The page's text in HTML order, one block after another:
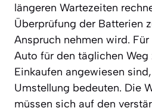
längeren Wartezeiten
Überprüfung der Batterien
Anspruch nehmen wird.
Auto für den täglichen
Einkaufen angewiesen
Umstellung bedeuten. Die
müssen sich auf den